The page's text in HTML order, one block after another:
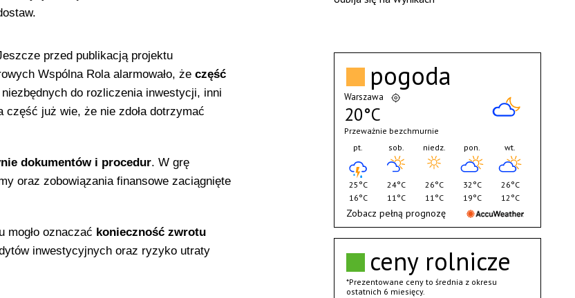
przed publikacją projektu
Wspólna Rola alarmowało, że część
do rozliczenia inwestycji, inni
już wie, że nie zdoła dotrzymać
dokumentów i procedur. W grę
oraz zobowiązania finansowe zaciągnięte
mogło oznaczać konieczność zwrotu
inwestycyjnych oraz ryzyko utraty
ceny rolnicze
*Prezentowane ceny to średnia z okresu
ostatnich 6 miesięcy.
pogoda
Warszawa
20°C
Przeważnie bezchmurnie
pt.
25°C
16°C
sob.
24°C
11°C
niedz.
26°C
11°C
pon.
32°C
19°C
wt.
26°C
12°C
Zobacz pełną prognozę